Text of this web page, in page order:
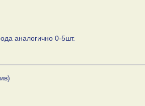
аналогично 0-5шт.